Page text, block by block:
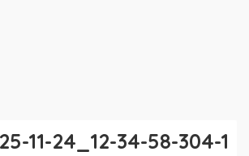
11-24_12-34-58-304-1